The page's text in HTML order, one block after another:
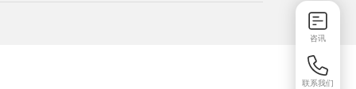
咨讯
联系我们